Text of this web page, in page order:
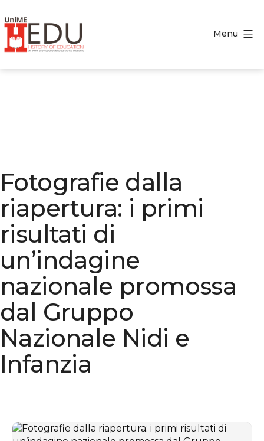
al
contenuto
Menu
Fotografie dalla
riapertura: i primi
risultati di
un’indagine
nazionale promossa
dal Gruppo
Nazionale Nidi e
Infanzia